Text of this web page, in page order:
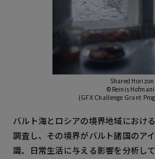
Shared Horizon
©Reinis
(GFX Challenge Grant
バルト海とロシアの境界地域におけ
調査し、その境界がバルト諸国のア
識、日常生活に与える影響を分析して